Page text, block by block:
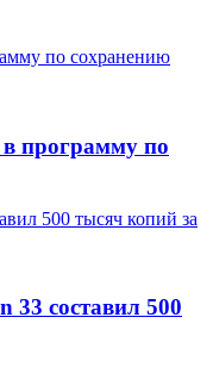
по сохранению
программу по
500 тысяч копий за
составил 500